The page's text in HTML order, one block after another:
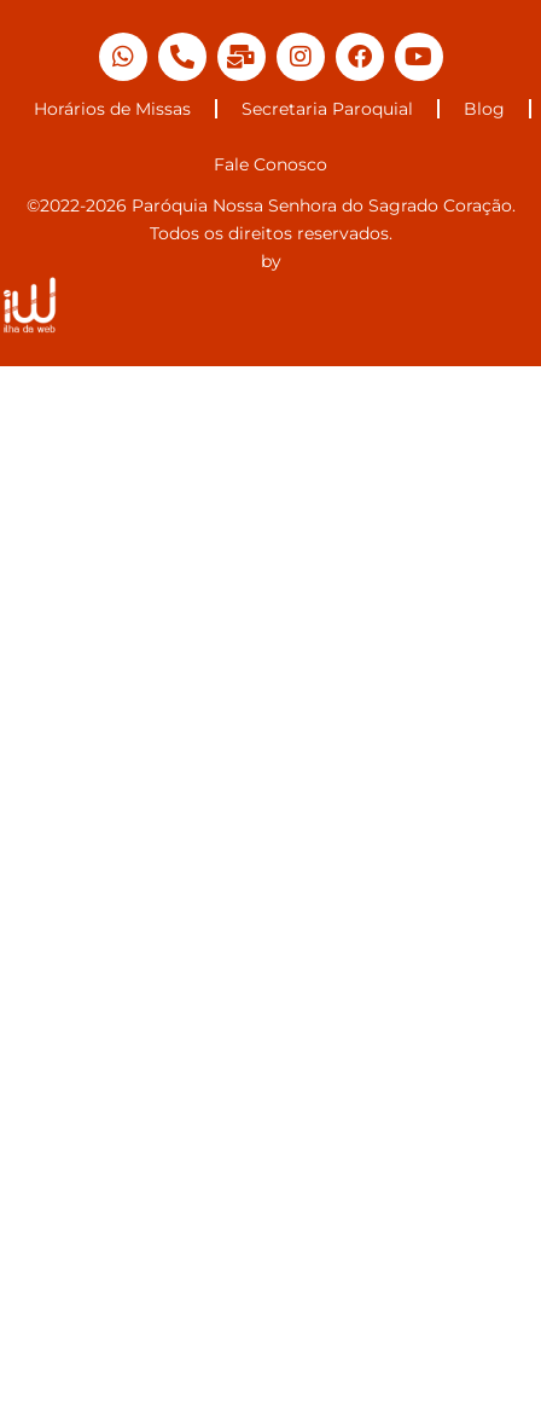
Horários de Missas Secretaria Paroquial Blog
Fale Conosco
©2022-2026 Paróquia Nossa Senhora do Sagrado Coração.
Todos os direitos reservados.
by